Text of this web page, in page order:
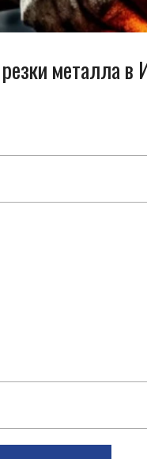
металла в